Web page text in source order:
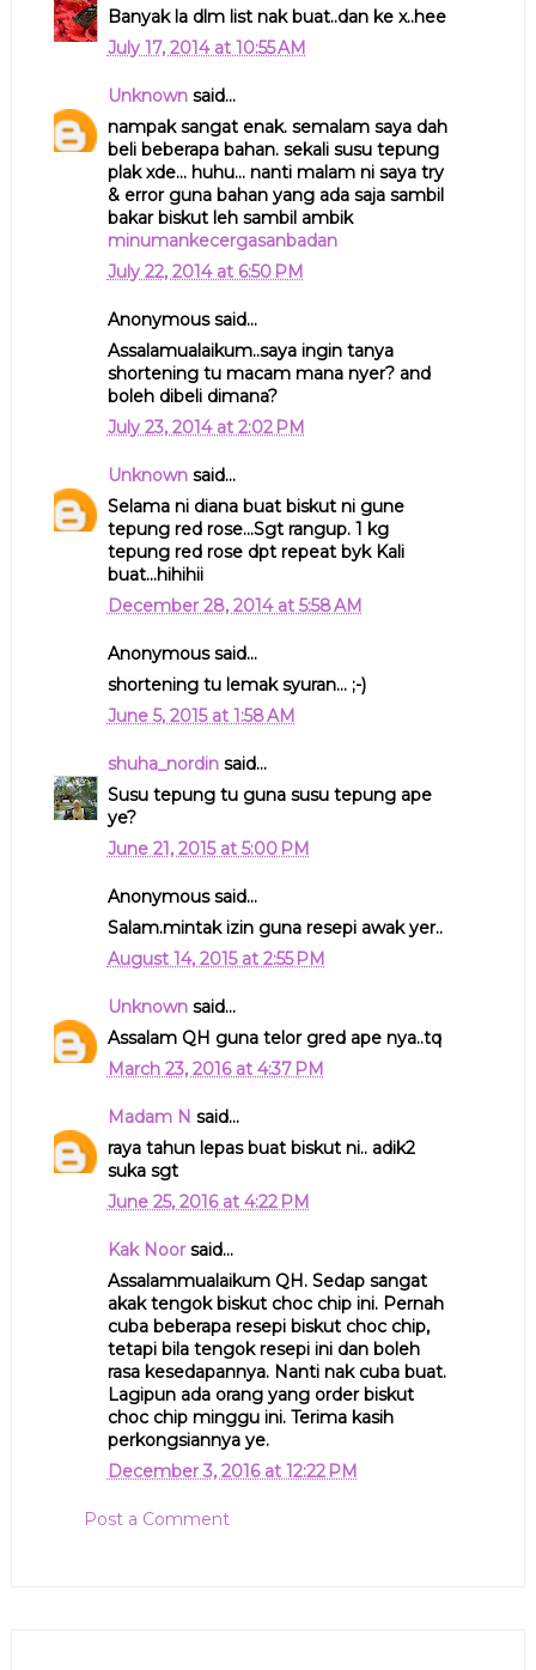
Banyak la dlm list nak buat..dan ke x..hee
July 17, 2014 at 10:55 AM
Unknownsaid...
nampak sangat enak. semalam saya dah
beli beberapa bahan. sekali susu tepung
plak xde... huhu... nanti malam ni saya try
& error guna bahan yang ada saja sambil
bakar biskut leh sambil ambik
minumankecergasanbadan
July 22, 2014 at 6:50 PM
Anonymous said...
Assalamualaikum..saya ingin tanya
shortening tu macam mana nyer? and
boleh dibeli dimana?
July 23, 2014 at 2:02 PM
Unknownsaid...
Selama ni diana buat biskut ni gune
tepung red rose...Sgt rangup. 1 kg
tepung red rose dpt repeat byk Kali
buat...hihihii
December 28, 2014 at 5:58 AM
Anonymous said...
shortening tu lemak syuran... ;-)
June 5, 2015 at 1:58 AM
shuha_nordinsaid...
Susu tepung tu guna susu tepung ape
ye?
June 21, 2015 at 5:00 PM
Anonymous said...
Salam.mintak izin guna resepi awak yer..
August 14, 2015 at 2:55 PM
Unknownsaid...
Assalam QH guna telor gred ape nya..tq
March 23, 2016 at 4:37 PM
Madam N said...
raya tahun lepas buat biskut ni.. adik2
suka sgt
June 25, 2016 at 4:22 PM
Kak Noorsaid...
Assalammualaikum QH. Sedap sangat
akak tengok biskut choc chip ini. Pernah
cuba beberapa resepi biskut choc chip,
tetapi bila tengok resepi ini dan boleh
rasa kesedapannya. Nanti nak cuba buat.
Lagipun ada orang yang order biskut
choc chip minggu ini. Terima kasih
perkongsiannya ye.
December 3, 2016 at 12:22 PM
Post a Comment